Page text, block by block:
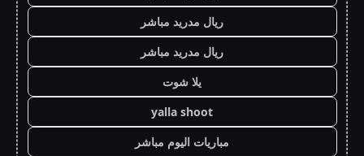
ريال مدريد مباشر
ريال مدريد مباشر
يلا شوت
yalla shoot
مباريات اليوم مباشر